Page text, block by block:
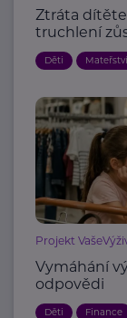
Ztráta
truchlení
Děti
Projekt
Vymáhání
odpovědi
Děti Finance